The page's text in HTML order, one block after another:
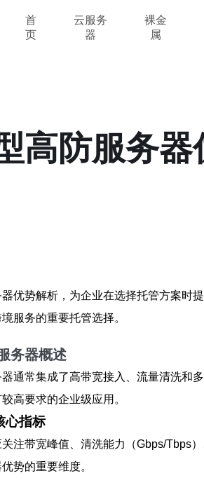
首
页
云服务
器
裸金
属
高防服务
优势解析，为企业在选择托管方案时
服务的重要托管选择。
务器概述
通常集成了高带宽接入、流量清洗和
高要求的企业级应用。
心指标
注带宽峰值、清洗能力（Gbps/Tbps
势的重要维度。